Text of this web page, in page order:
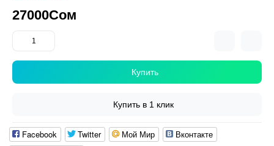
27000Сом
Купить
Купить в 1 клик
Facebook Twitter Мой Мир
Вконтакте